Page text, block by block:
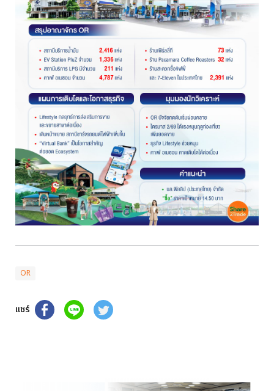
OR
แชร์